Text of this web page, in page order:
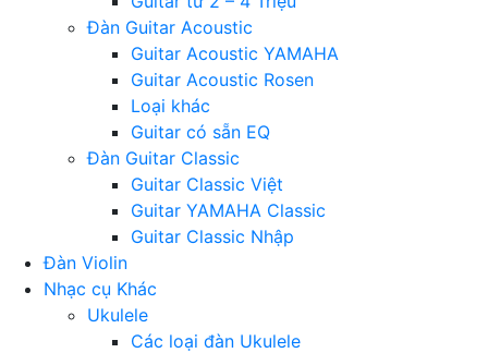
Đàn Guitar Acoustic
Guitar Acoustic YAMAHA
Guitar Acoustic Rosen
Loại khác
Guitar có sẵn EQ
Đàn Guitar Classic
Guitar Classic Việt
Guitar YAMAHA Classic
Guitar Classic Nhập
Đàn Violin
Nhạc cụ Khác
Ukulele
Các loại đàn Ukulele